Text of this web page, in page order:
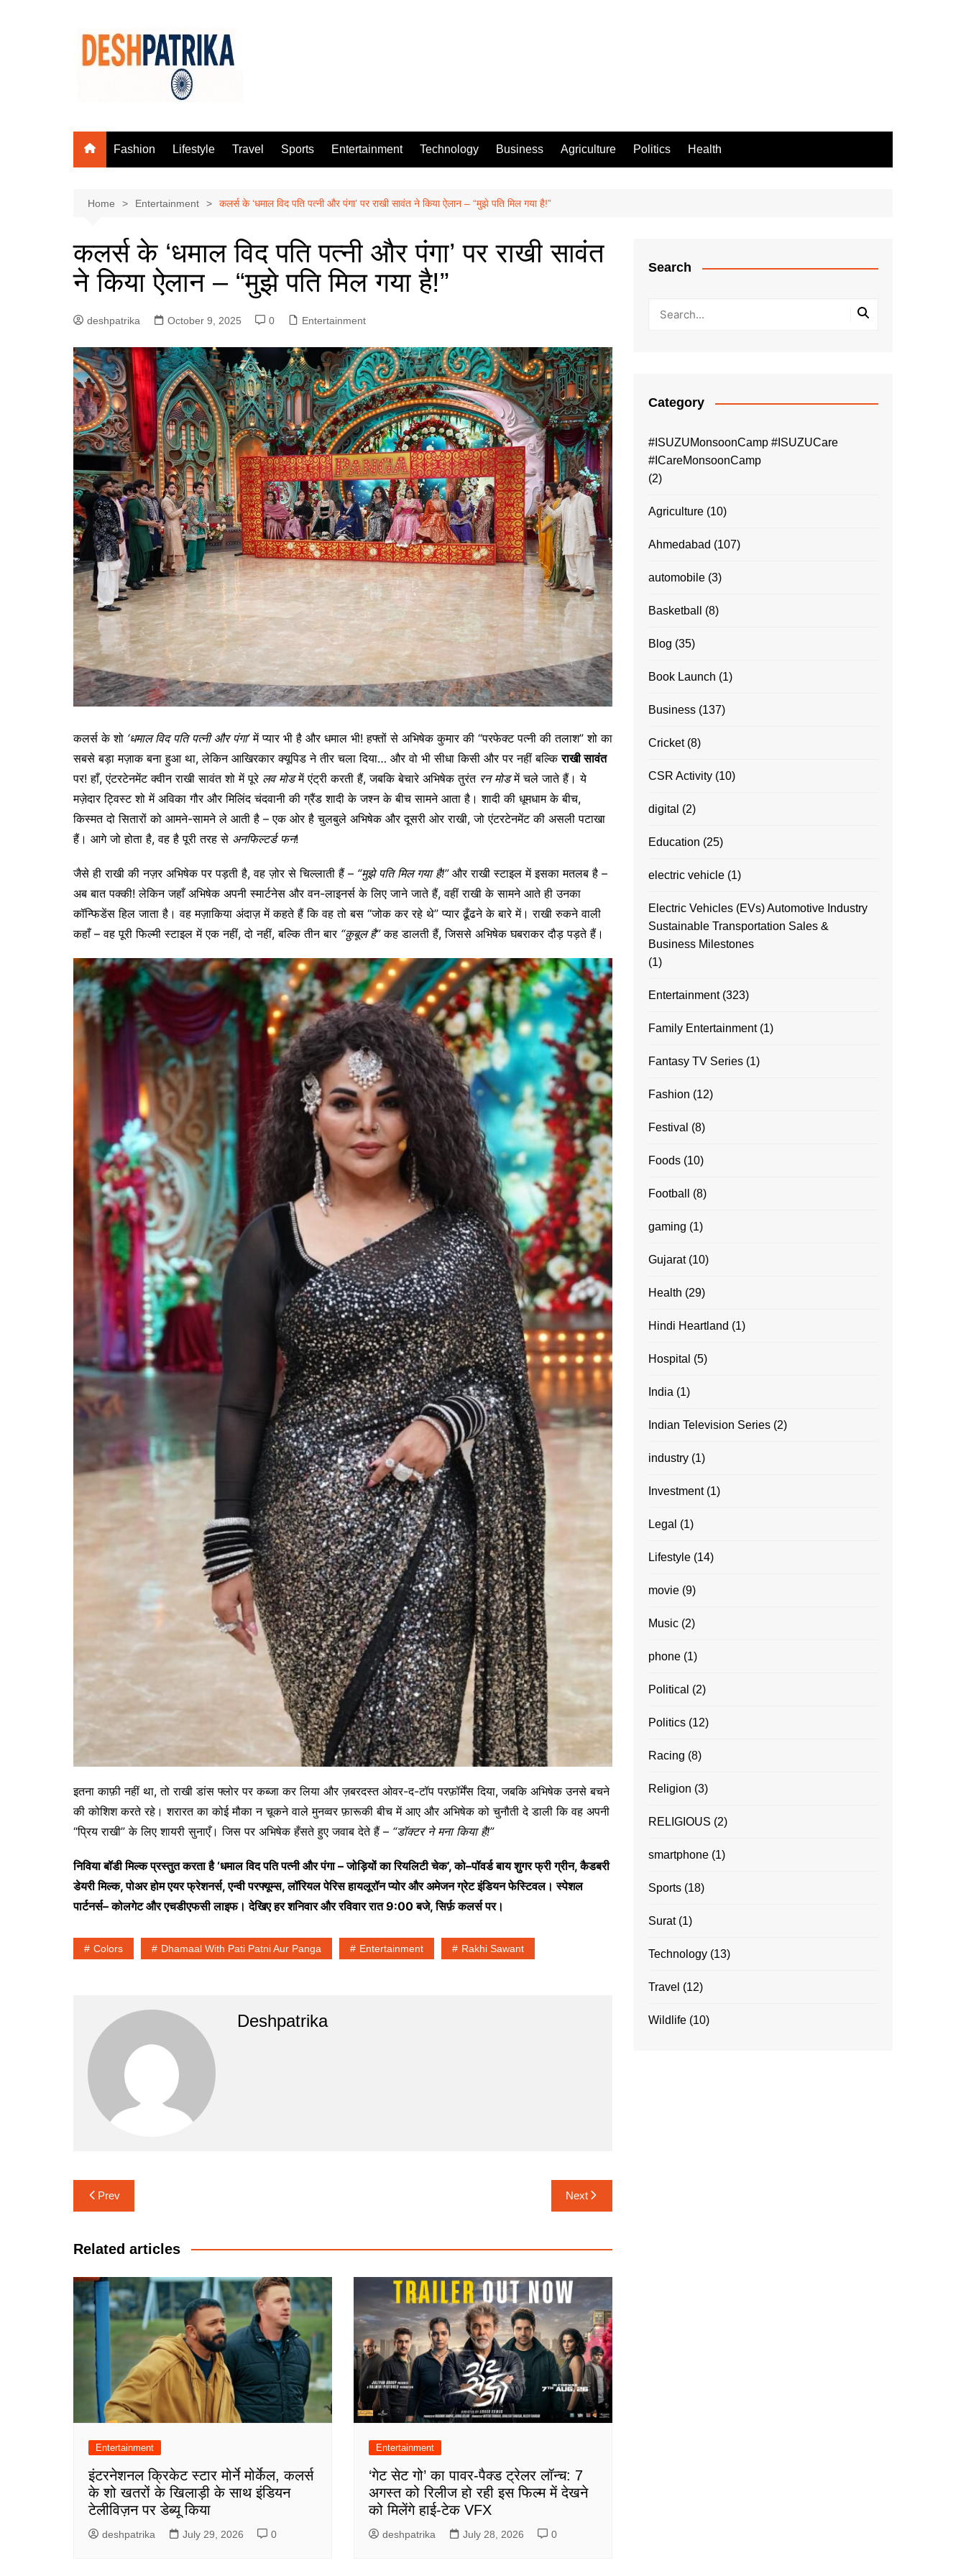
Fashion Lifestyle Travel Sports Entertainment Technology Business Agriculture Politics Health
Home Entertainment कलर्स के ‘धमाल विद पति पत्नी और पंगा’ पर राखी सावंत ने किया ऐलान – “मुझे पति मिल गया है!”
कलर्स के ‘धमाल विद पति पत्नी और पंगा’ पर राखी सावंत
ने किया ऐलान – “मुझे पति मिल गया है!”
deshpatrika October 9, 2025 0 Entertainment
कलर्स के शो ‘धमाल विद पति पत्नी और पंगा’में प्यार भी है और धमाल भी! हफ्तों से अभिषेक कुमार की “परफेक्ट पत्नी की तलाश” शो का
सबसे बड़ा मज़ाक बना हुआ था, लेकिन आखिरकार क्यूपिड ने तीर चला दिया… और वो भी सीधा किसी और पर नहीं बल्किराखी सावंत
पर! हाँ, एंटरटेनमेंट क्वीन राखी सावंत शो में पूरे लव मोडमें एंट्री करती हैं, जबकि बेचारे अभिषेक तुरंत रन मोडमें चले जाते हैं। ये
मज़ेदार ट्विस्ट शो में अविका गौर और मिलिंद चंदवानी की ग्रैंड शादी के जश्न के बीच सामने आता है। शादी की धूमधाम के बीच,
किस्मत दो सितारों को आमने-सामने ले आती है – एक ओर है चुलबुले अभिषेक और दूसरी ओर राखी, जो एंटरटेनमेंट की असली पटाखा
हैं। आगे जो होता है, वह है पूरी तरह से अनफिल्टर्ड फन!
जैसे ही राखी की नज़र अभिषेक पर पड़ती है, वह ज़ोर से चिल्लाती हैं – “मुझे पति मिल गया है!”और राखी स्टाइल में इसका मतलब है –
अब बात पक्की! लेकिन जहाँ अभिषेक अपनी स्मार्टनेस और वन-लाइनर्स के लिए जाने जाते हैं, वहीं राखी के सामने आते ही उनका
कॉन्फिडेंस हिल जाता है। वह मज़ाकिया अंदाज़ में कहते हैं कि वह तो बस “जोक कर रहे थे” प्यार ढूँढने के बारे में। राखी रुकने वाली
कहाँ – वह पूरी फिल्मी स्टाइल में एक नहीं, दो नहीं, बल्कि तीन बार “क़ुबूल है”कह डालती हैं, जिससे अभिषेक घबराकर दौड़ पड़ते हैं।
इतना काफ़ी नहीं था, तो राखी डांस फ्लोर पर कब्जा कर लिया और ज़बरदस्त ओवर-द-टॉप परफ़ॉर्मेंस दिया, जबकि अभिषेक उनसे बचने
की कोशिश करते रहे। शरारत का कोई मौका न चूकने वाले मुनव्वर फ़ारूकी बीच में आए और अभिषेक को चुनौती दे डाली कि वह अपनी
“प्रिय राखी” के लिए शायरी सुनाएँ। जिस पर अभिषेक हँसते हुए जवाब देते हैं – “डॉक्टर ने मना किया है!”
निविया बॉडी मिल्क प्रस्तुत करता है‘धमाल विद पति पत्नी और पंगा–जोड़ियों का रियलिटी चेक’,को–पॉवर्ड बाय शुगर फ्री ग्रीन,कैडबरी
डेयरी मिल्क,पोअर होम एयर फ्रेशनर्स,एन्वी परफ्यूम्स,लॉरियल पेरिस हायलूरॉन प्योर और अमेजन ग्रेट इंडियन फेस्टिवल। स्पेशल
पार्टनर्स–कोलगेट और एचडीएफसी लाइफ। देखिए हर शनिवार और रविवार रात9:00बजे,सिर्फ़ कलर्स पर।
Colors Dhamaal With Pati Patni Aur Panga Entertainment Rakhi Sawant
Deshpatrika
Post
navigation
Prev Next
Related articles
Entertainment
इंटरनेशनल क्रिकेट स्टार मोर्ने मोर्केल, कलर्स
के शो खतरों के खिलाड़ी के साथ इंडियन
टेलीविज़न पर डेब्यू किया
deshpatrika July 29, 2026 0
Entertainment
‘गेट सेट गो’ का पावर-पैक्ड ट्रेलर लॉन्च: 7
अगस्त को रिलीज हो रही इस फिल्म में देखने
को मिलेंगे हाई-टेक VFX
deshpatrika July 28, 2026 0
Search
Category
#ISUZUMonsoonCamp #ISUZUCare
#ICareMonsoonCamp
(2)
Agriculture (10)
Ahmedabad (107)
automobile (3)
Basketball (8)
Blog (35)
Book Launch (1)
Business (137)
Cricket(8)
CSR Activity (10)
digital (2)
Education (25)
electric vehicle (1)
Electric Vehicles (EVs) Automotive Industry
Sustainable Transportation Sales &
Business Milestones
(1)
Entertainment(323)
Family Entertainment(1)
Fantasy TV Series (1)
Fashion (12)
Festival (8)
Foods (10)
Football (8)
gaming (1)
Gujarat(10)
Health (29)
Hindi Heartland (1)
Hospital (5)
India (1)
Indian Television Series (2)
industry (1)
Investment(1)
Legal (1)
Lifestyle (14)
movie (9)
Music (2)
phone (1)
Political (2)
Politics (12)
Racing (8)
Religion (3)
RELIGIOUS (2)
smartphone (1)
Sports (18)
Surat(1)
Technology (13)
Travel (12)
Wildlife (10)